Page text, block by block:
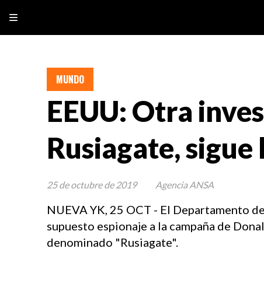
EEUU: Otra
Rusiagate, sigue
NUEVA YK, 25 OCT - El Departamento
supuesto espionaje a la campaña de
denominado "Rusiagate".
MUNDO
25 de octubre de 2019 Agencia ANSA